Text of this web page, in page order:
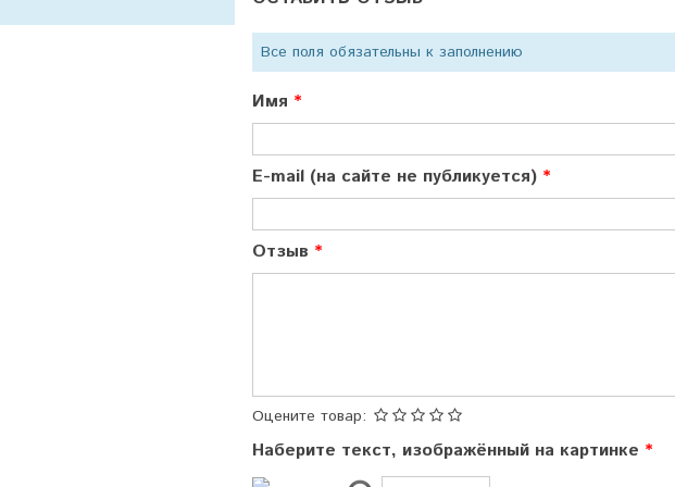
Все поля обязательны к заполнению
Имя
E-mail (на сайте не публикуется)
Отзыв
Оцените товар:
Наберите текст, изображённый на картинке